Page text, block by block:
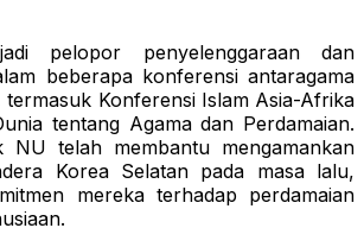
pelopor penyelenggaraan dan
beberapa konferensi antaragama
Konferensi Islam Asia-Afrika
tentang Agama dan Perdamaian.
NU telah membantu mengamankan
Korea Selatan pada masa lalu,
mereka terhadap perdamaian